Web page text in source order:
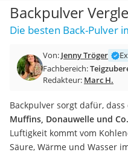
Schwarzkümmelöl-Kapseln
Manukahonig
Eiklar
Balsamico-Essig
Schwarzkümmelöl bio
Honig
Gemüsebrühe
Eiskaffee-Pulver
Irischer Whiskey
Backpulver
Die besten Back-Pulver
Von: Jenny Tröger
Fachbereich:
Redakteur: Marc H.
Backpulver sorgt dafür, dass
Muffins, Donauwelle und
Luftigkeit kommt vom
Säure, Wärme und Wasser